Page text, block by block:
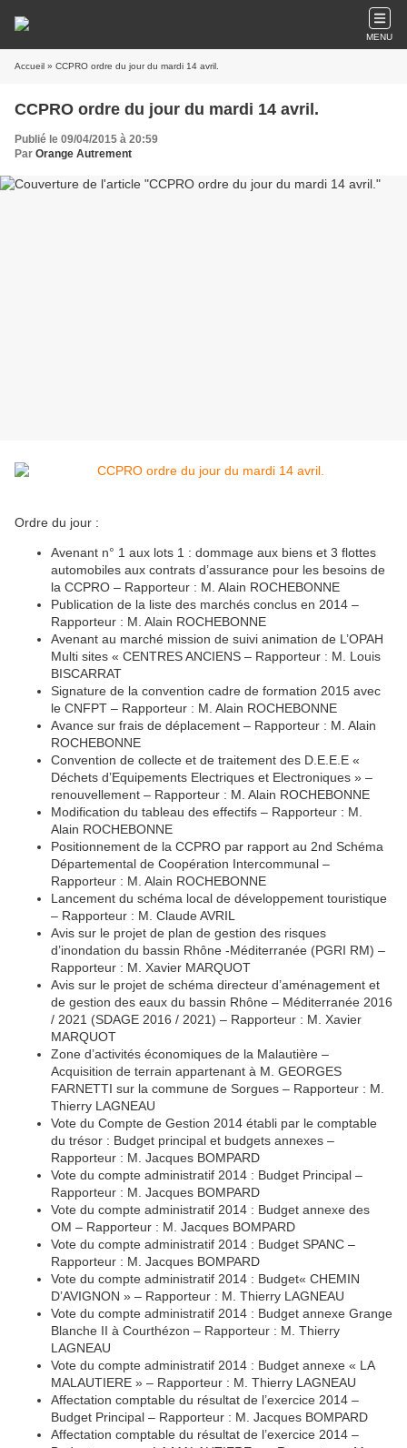
MENU
Accueil » CCPRO ordre du jour du mardi 14 avril.
CCPRO ordre du jour du mardi 14 avril.
Publié le 09/04/2015 à 20:59
Par Orange Autrement
Ordre du jour :
Avenant n° 1 aux lots 1 : dommage aux biens et 3 flottes
automobiles aux contrats d’assurance pour les besoins de
la CCPRO – Rapporteur : M. Alain ROCHEBONNE
Publication de la liste des marchés conclus en 2014 –
Rapporteur : M. Alain ROCHEBONNE
Avenant au marché mission de suivi animation de L’OPAH
Multi sites « CENTRES ANCIENS – Rapporteur : M. Louis
BISCARRAT
Signature de la convention cadre de formation 2015 avec
le CNFPT – Rapporteur : M. Alain ROCHEBONNE
Avance sur frais de déplacement – Rapporteur : M. Alain
ROCHEBONNE
Convention de collecte et de traitement des D.E.E.E «
Déchets d’Equipements Electriques et Electroniques » –
renouvellement – Rapporteur : M. Alain ROCHEBONNE
Modification du tableau des effectifs – Rapporteur : M.
Alain ROCHEBONNE
Positionnement de la CCPRO par rapport au 2nd Schéma
Départemental de Coopération Intercommunal –
Rapporteur : M. Alain ROCHEBONNE
Lancement du schéma local de développement touristique
– Rapporteur : M. Claude AVRIL
Avis sur le projet de plan de gestion des risques
d’inondation du bassin Rhône -Méditerranée (PGRI RM) –
Rapporteur : M. Xavier MARQUOT
Avis sur le projet de schéma directeur d’aménagement et
de gestion des eaux du bassin Rhône – Méditerranée 2016
/ 2021 (SDAGE 2016 / 2021) – Rapporteur : M. Xavier
MARQUOT
Zone d’activités économiques de la Malautière –
Acquisition de terrain appartenant à M. GEORGES
FARNETTI sur la commune de Sorgues – Rapporteur : M.
Thierry LAGNEAU
Vote du Compte de Gestion 2014 établi par le comptable
du trésor : Budget principal et budgets annexes –
Rapporteur : M. Jacques BOMPARD
Vote du compte administratif 2014 : Budget Principal –
Rapporteur : M. Jacques BOMPARD
Vote du compte administratif 2014 : Budget annexe des
OM – Rapporteur : M. Jacques BOMPARD
Vote du compte administratif 2014 : Budget SPANC –
Rapporteur : M. Jacques BOMPARD
Vote du compte administratif 2014 : Budget« CHEMIN
D’AVIGNON » – Rapporteur : M. Thierry LAGNEAU
Vote du compte administratif 2014 : Budget annexe Grange
Blanche II à Courthézon – Rapporteur : M. Thierry
LAGNEAU
Vote du compte administratif 2014 : Budget annexe « LA
MALAUTIERE » – Rapporteur : M. Thierry LAGNEAU
Affectation comptable du résultat de l’exercice 2014 –
Budget Principal – Rapporteur : M. Jacques BOMPARD
Affectation comptable du résultat de l’exercice 2014 –